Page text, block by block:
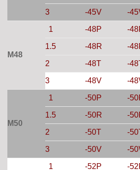
3 -45V -
M48
1 -48P -
1.5 -48R -
2 -48T -
3 -48V -
M50
1 -50P -
1.5 -50R -
2 -50T -
3 -50V -
1 -52P -